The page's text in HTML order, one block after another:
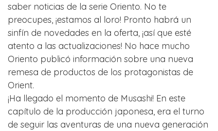
saber noticias de la serie Oriento. No te
preocupes, ¡estamos al loro! Pronto habrá un
sinfín de novedades en la oferta, ¡así que esté
atento a las actualizaciones! No hace mucho
Oriento publicó información sobre una nueva
remesa de productos de los protagonistas de
Orient.
¡Ha llegado el momento de Musashi! En este
capítulo de la producción japonesa, era el turno
de seguir las aventuras de una nueva generación